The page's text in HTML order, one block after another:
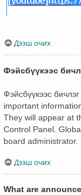
Дээш очих
Фэйсбүүкээс
Фэйсбүүкээс
important
They will appear at
Control Panel.
board administrator.
Дээш очих
What are